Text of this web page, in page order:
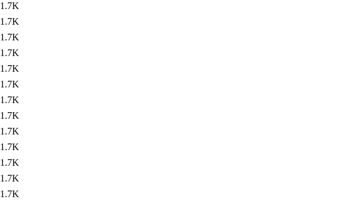
1.7K
1.7K
1.7K
1.7K
1.7K
1.7K
1.7K
1.7K
1.7K
1.7K
1.7K
1.7K
1.7K